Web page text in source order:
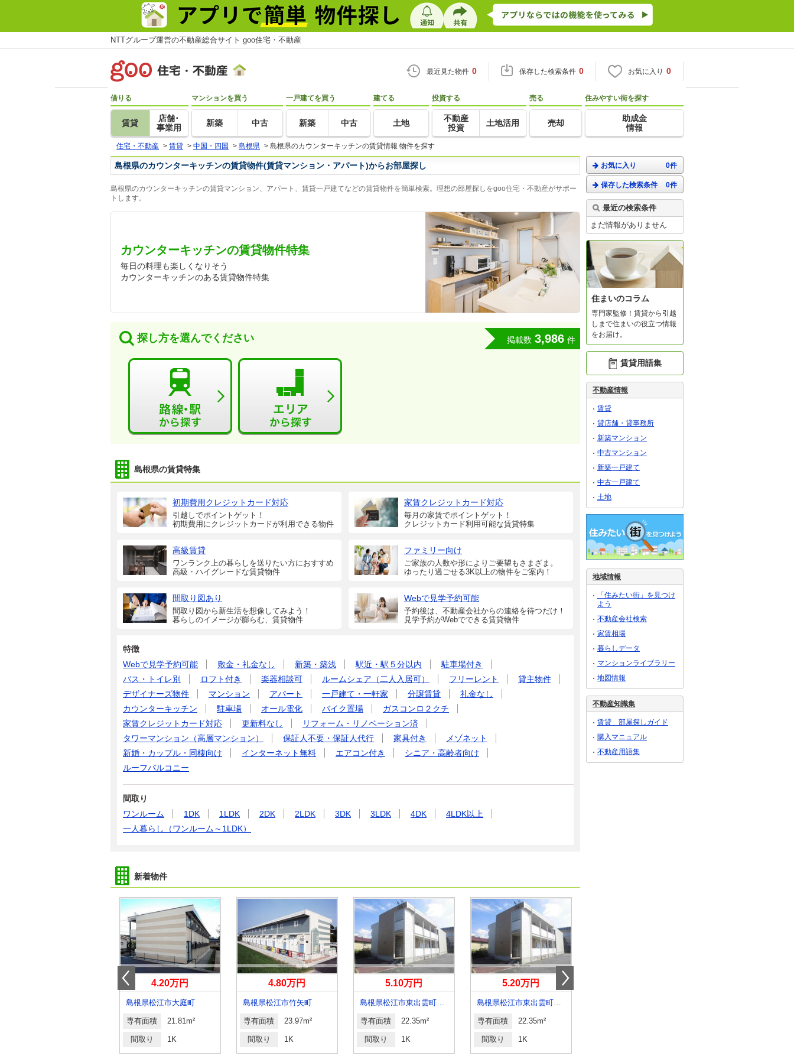
NTTグループ運営の不動産総合サイト goo住宅・不動産
最近見た物件 0 保存した検索条件 0 お気に入り 0
借りる
賃貸
店舗･
事業用
マンションを買う
新築 中古
一戸建てを買う
新築 中古
建てる
土地
投資する
不動産
投資
土地活用
売る
売却
住みやすい街を探す
助成金
情報
住宅・不動産 > 賃貸 > 中国・四国 > 島根県 > 島根県のカウンターキッチンの賃貸情報 物件を探す
島根県のカウンターキッチンの賃貸物件(賃貸マンション・アパート)からお部屋探し
島根県のカウンターキッチンの賃貸マンション、アパート、賃貸一戸建てなどの賃貸物件を簡単検索。理想の部屋探しをgoo住宅・不動産がサポー
トします。
カウンターキッチンの賃貸物件特集
毎日の料理も楽しくなりそう
カウンターキッチンのある賃貸物件特集
探し方を選んでください 掲載数 3,986 件
島根県の賃貸特集
初期費用クレジットカード対応
引越しでポイントゲット！
初期費用にクレジットカードが利用できる物件
家賃クレジットカード対応
毎月の家賃でポイントゲット！
クレジットカード利用可能な賃貸特集
高級賃貸
ワンランク上の暮らしを送りたい方におすすめ
高級・ハイグレードな賃貸物件
ファミリー向け
ご家族の人数や形によりご要望もさまざま。
ゆったり過ごせる3K以上の物件をご案内！
間取り図あり
間取り図から新生活を想像してみよう！
暮らしのイメージが膨らむ、賃貸物件
Webで見学予約可能
予約後は、不動産会社からの連絡を待つだけ！
見学予約がWebでできる賃貸物件
特徴
Webで見学予約可能
敷金・礼金なし 新築・築浅 駅近・駅５分以内
駐車場付き
バス・トイレ別
ロフト付き 楽器相談可 ルームシェア（二人入居可） フリーレント
貸主物件
デザイナーズ物件
マンション アパート 一戸建て・一軒家 分譲賃貸
礼金なし
カウンターキッチン
駐車場 オール電化 バイク置場
ガスコンロ２クチ
家賃クレジットカード対応
更新料なし
リフォーム・リノベーション済
タワーマンション（高層マンション）
保証人不要・保証人代行 家具付き
メゾネット
新婚・カップル・同棲向け
インターネット無料 エアコン付き
シニア・高齢者向け
ルーフバルコニー
間取り
ワンルーム
1DK 1LDK 2DK 2LDK 3DK 3LDK 4DK
4LDK以上
一人暮らし（ワンルーム～1LDK）
新着物件
4.20万円
島根県松江市大庭町
専有面積 21.81m²
間取り 1K
4.80万円
島根県松江市竹矢町
専有面積 23.97m²
間取り 1K
5.10万円
島根県松江市東出雲町揖屋
専有面積 22.35m²
間取り 1K
5.20万円
島根県松江市東出雲町揖屋
専有面積 22.35m²
間取り 1K
お気に入り 0件
保存した検索条件 0件
最近の検索条件
まだ情報がありません
住まいのコラム
専門家監修！賃貸から引越
しまで住まいの役立つ情報
をお届け。
賃貸用語集
不動産情報
賃貸
貸店舗・貸事務所
新築マンション
中古マンション
新築一戸建て
中古一戸建て
土地
地域情報
「住みたい街」を見つけ
よう
不動産会社検索
家賃相場
暮らしデータ
マンションライブラリー
地図情報
不動産知識集
賃貸 部屋探しガイド
購入マニュアル
不動産用語集